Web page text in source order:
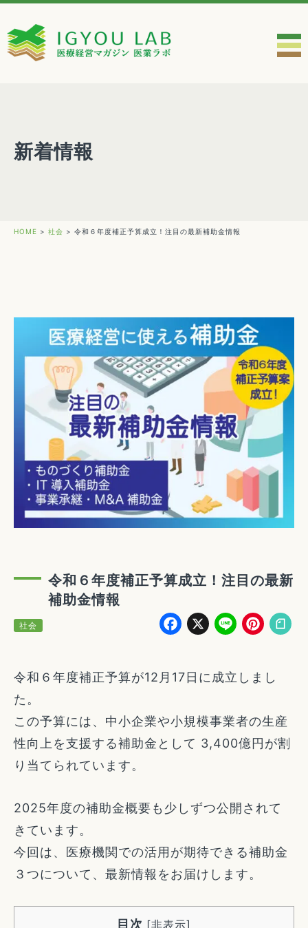
新着情報
HOME > 社会 > 令和６年度補正予算成立！注目の最新補助金情報
令和６年度補正予算成立！注目の最新
補助金情報
社会 Facebook
X Line
令和６年度補正予算が12月17日に成立しまし
た。
この予算には、中小企業や小規模事業者の生産
性向上を支援する補助金として 3,400億円が割
り当てられています。
2025年度の補助金概要も少しずつ公開されて
きています。
今回は、医療機関での活用が期待できる補助金
３つについて、最新情報をお届けします。
目次 [非表示]